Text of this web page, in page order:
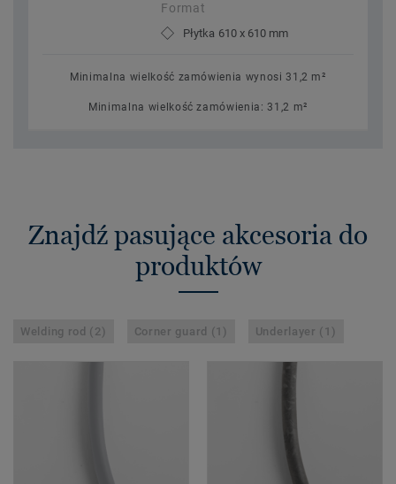
Format
Płytka 610 x 610 mm
Minimalna wielkość zamówienia wynosi 31,2 m²
Minimalna wielkość zamówienia: 31,2 m²
Znajdź pasujące akcesoria do
produktów
Welding rod (2) Corner guard (1) Underlayer (1)